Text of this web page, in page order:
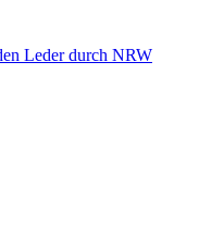
Leder durch NRW